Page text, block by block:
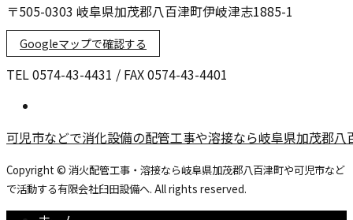
〒505-0303 岐阜県加茂郡八百津町伊岐津志1885-1
Googleマップで確認する
TEL 0574-43-4431 / FAX 0574-43-4401
可児市などで消化設備の配管工事や溶接なら岐阜県加茂郡
Copyright © 消火配管工事・溶接なら岐阜県加茂郡八百津町や可児市など
で活動する有限会社臼田設備へ. All rights reserved.